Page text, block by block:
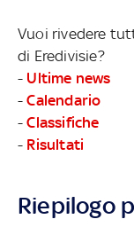
Vuoi rivedere
di Eredivisie?
- Ultime news
-Calendario
-Classifiche
- Risultati
Riepilogo